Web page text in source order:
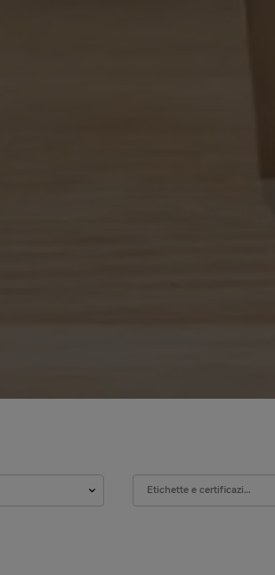
Etichette e certificazioni